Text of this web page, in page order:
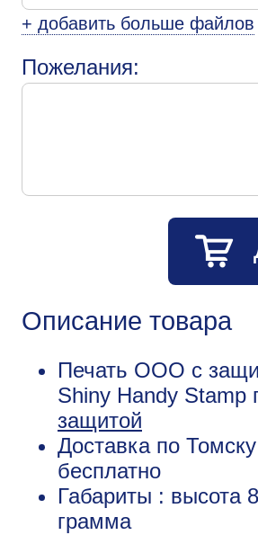
+ добавить больше файлов
Пожелания:
Описание товара
Печать ООО с
Shiny Handy
защитой
Доставка по
бесплатно
Габариты : высота
грамма